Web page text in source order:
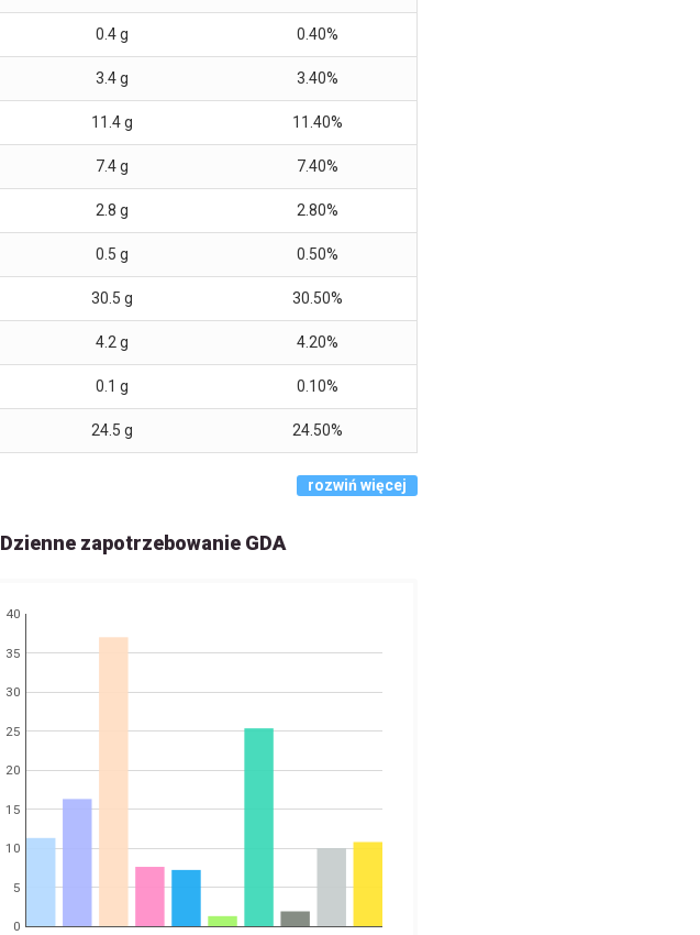
0.4g 0.40%
3.4g 3.40%
11.4g 11.40%
7.4g 7.40%
2.8 g 2.80%
0.5 g 0.50%
30.5 g 30.50%
4.2 g 4.20%
0.1 g 0.10%
24.5 g 24.50%
rozwiń więcej
Dzienne zapotrzebowanie GDA
0
5
10
15
20
25
30
35
40